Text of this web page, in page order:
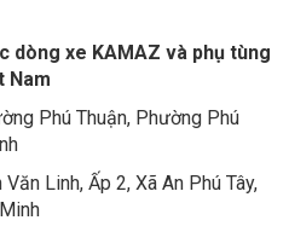
dòng xe KAMAZ và phụ tùng
Nam
Phú Thuận, Phường Phú
Linh, Ấp 2, Xã An Phú Tây,